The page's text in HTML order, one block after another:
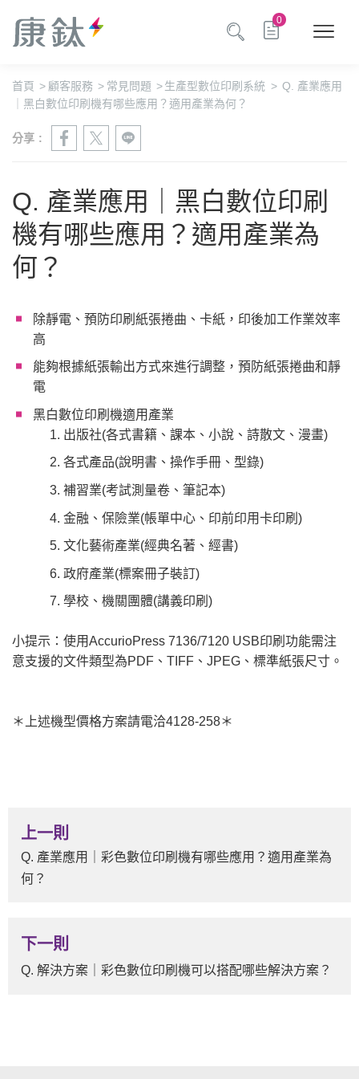
0
首頁 > 顧客服務 > 常見問題 >生產型數位印刷系統 > Q. 產業應用
｜黑白數位印刷機有哪些應用？適用產業為何？
分享 :
Q. 產業應用｜黑白數位印刷
機有哪些應用？適用產業為
何？
除靜電、預防印刷紙張捲曲、卡紙，印後加工作業效率
高
能夠根據紙張輸出方式來進行調整，預防紙張捲曲和靜
電
黑白數位印刷機適用產業
出版社(各式書籍、課本、小說、詩散文、漫畫)
各式產品(說明書、操作手冊、型錄)
補習業(考試測量卷、筆記本)
金融、保險業(帳單中心、印前印用卡印刷)
文化藝術產業(經典名著、經書)
政府產業(標案冊子裝訂)
學校、機關團體(講義印刷)
小提示：使用AccurioPress 7136/7120 USB印刷功能需注
意支援的文件類型為PDF、TIFF、JPEG、標準紙張尺寸。
＊上述機型價格方案請電洽4128-258＊
上一則
Q. 產業應用｜彩色數位印刷機有哪些應用？適用產業為
何？
Q. 解決方案｜彩色數位印刷機可以搭配哪些解決方案？
下一則